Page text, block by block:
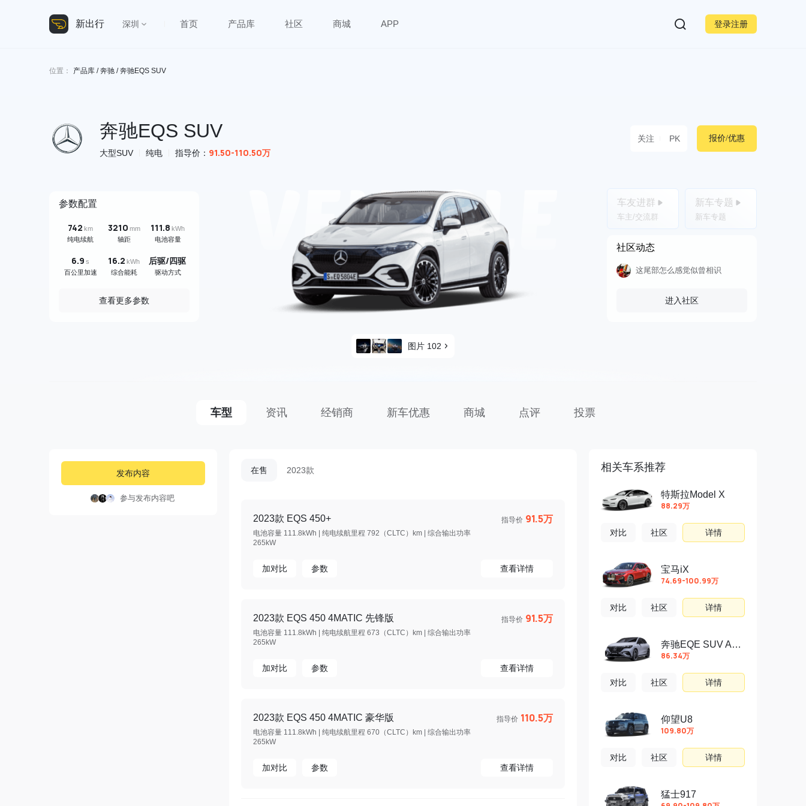
新出行 深圳 首页 产品库 社区 商城 APP 登录注册
位置： 产品库 /奔驰 / 奔驰EQS SUV
奔驰EQS SUV
大型SUV 纯电 指导价： 91.50-110.50万
关注 PK 报价/优惠
参数配置
742 km
纯电续航
3210 mm
轴距
111.8 kWh
电池容量
6.9 s
百公里加速
16.2 kWh
综合能耗
后驱/四驱
驱动方式
查看更多参数
车友进群
车主/交流群
新车专题
新车专题
社区动态
这尾部怎么感觉似曾相识
进入社区
图片 102
车型 资讯 经销商 新车优惠 商城 点评 投票
发布内容
参与发布内容吧
在售 2023款
2023款 EQS 450+ 指导价 91.5万
电池容量 111.8kWh | 纯电续航里程 792（CLTC）km | 综合输出功率
265kW
加对比 参数 查看详情
2023款 EQS 450 4MATIC 先锋版 指导价 91.5万
电池容量 111.8kWh | 纯电续航里程 673（CLTC）km | 综合输出功率
265kW
加对比 参数 查看详情
2023款 EQS 450 4MATIC 豪华版 指导价 110.5万
电池容量 111.8kWh | 纯电续航里程 670（CLTC）km | 综合输出功率
265kW
加对比 参数 查看详情
相关车系推荐
特斯拉Model X
88.29万
对比 社区 详情
宝马iX
74.69-100.99万
对比 社区 详情
奔驰EQE SUV AMG
86.34万
对比 社区 详情
仰望U8
109.80万
对比 社区 详情
猛士917